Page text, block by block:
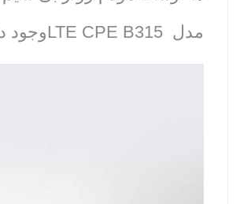
مدل LTE CPE B315وجود دارد.